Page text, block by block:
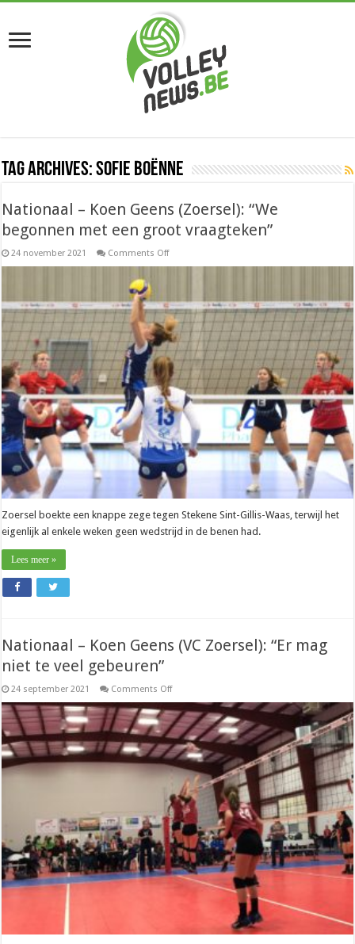
Tag Archives:Sofie Boënne
Nationaal – Koen Geens (Zoersel): “We
begonnen met een groot vraagteken”
24 november 2021 Comments Offon
(Zoersel):
“We
begonnen
met
een
groot
vraagteken”
Zoersel boekte een knappe zege tegen Stekene Sint-Gillis-Waas, terwijl het
eigenlijk al enkele weken geen wedstrijd in de benen had.
Lees meer »
Nationaal – Koen Geens (VC Zoersel): “Er mag
niet te veel gebeuren”
24 september 2021 Comments Offon
–
Koen
Geens
(VC
Zoersel):
“Er
mag
niet
te
veel
gebeuren”